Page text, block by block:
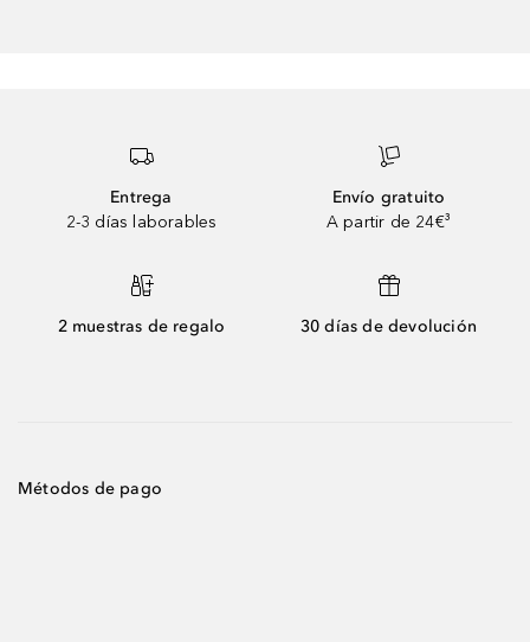
Entrega
2-3 días laborables
Envío gratuito
A partir de 24€³
2 muestras de regalo 30 días de devolución
Métodos de pago